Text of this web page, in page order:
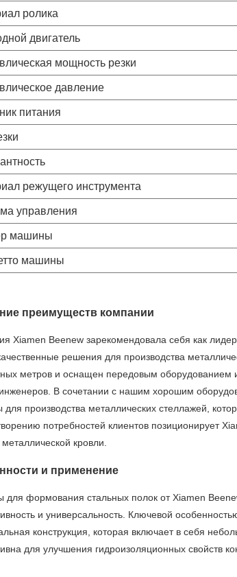
ролика
двигатель
мощность резки
давление
питания
режущего инструмента
управления
машины
машины
преимуществ компании
Xiamen Beenew зарекомендовала себя как
решения для производства
метров и оснащен передовым
В сочетании с нашим хорошим
производства металлических стеллажей,
потребностей клиентов позиционирует
металлической кровли.
и применение
формования стальных полок от Xiamen
и универсальность. Ключевой
конструкция, которая включает в себя
для улучшения гидроизоляционных свойств